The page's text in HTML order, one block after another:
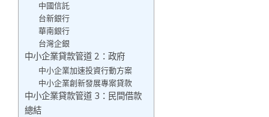
中國信託
台新銀行
華南銀行
台灣企銀
中小企業貸款管道 2：政府
中小企業加速投資行動方案
中小企業創新發展專案貸款
中小企業貸款管道 3：民間借款
總結